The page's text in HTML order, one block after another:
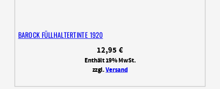
BAROCK FÜLLHALTERTINTE 1920
12,95 €
Enthält 19% MwSt.
zzgl.Versand